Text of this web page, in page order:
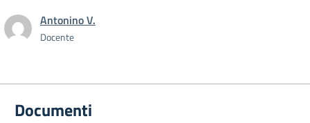
Antonino V.
Docente
Documenti